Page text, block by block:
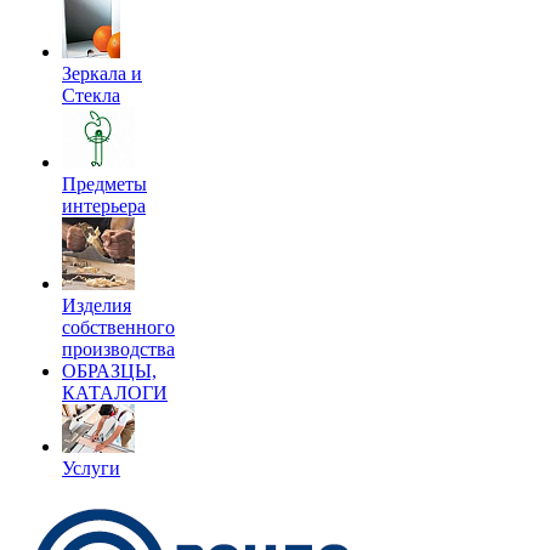
Зеркала и
Стекла
Предметы
интерьера
Изделия
собственного
производства
ОБРАЗЦЫ,
КАТАЛОГИ
Услуги